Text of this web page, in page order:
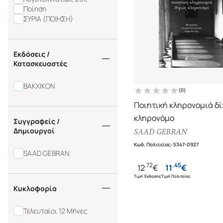
Ποίηση
ΣΥΡΙΑ (ΠΟΙΗΣΗ)
Εκδόσεις /
Κατασκευαστές
ΒΑΚΧΙΚΟΝ
Συγγραφείς /
Δημιουργοί
SAAD GEBRAN
Κυκλοφορία
Τελευταίοι 12 Μήνες
(0)
Ποιητική κληρονομιά
κληρονόμο
SAAD GEBRAN
Κωδ. Πολιτείας:5347-0927
12.72€
Τιμή Έκδοσης
11.45€
Τιμή Πολιτείας